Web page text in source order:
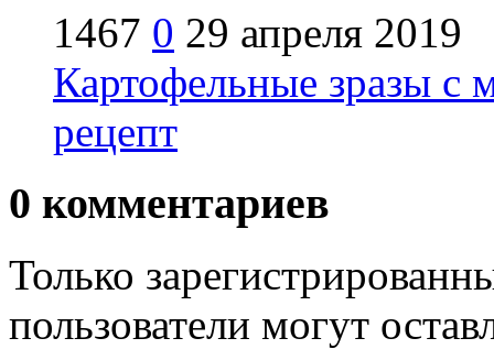
1467 0 29 апреля 2019
Картофельные зразы с
рецепт
0 комментариев
Только
пользователи могут